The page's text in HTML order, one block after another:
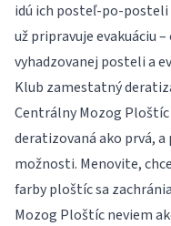
idú ich posteľ-po-
už pripravuje evakuáciu
vyhadzovanej posteli a
Klub zamestatný
Centrálny Mozog
deratizovaná ako prvá,
možnosti. Menovite,
farby ploštíc sa
Mozog Ploštíc neviem